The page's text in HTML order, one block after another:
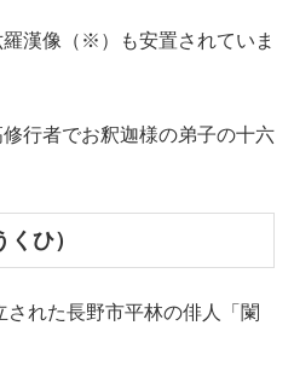
漢像（※）も安置されていま
行者でお釈迦様の弟子の十六
ひ）
れた長野市平林の俳人「闌